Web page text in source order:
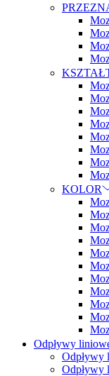
KOLOR
Odpływy
Odpływy
Odpływy